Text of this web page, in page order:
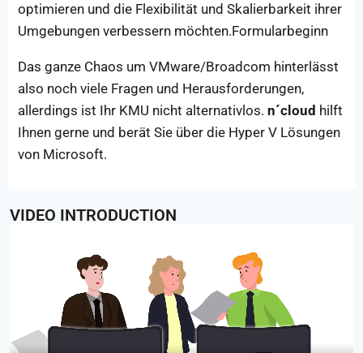
optimieren und die Flexibilität und Skalierbarkeit ihrer
Umgebungen verbessern möchten.Formularbeginn
Das ganze Chaos um VMware/Broadcom hinterlässt
also noch viele Fragen und Herausforderungen,
allerdings ist Ihr KMU nicht alternativlos. n´cloud hilft
Ihnen gerne und berät Sie über die Hyper V Lösungen
von Microsoft.
VIDEO INTRODUCTION